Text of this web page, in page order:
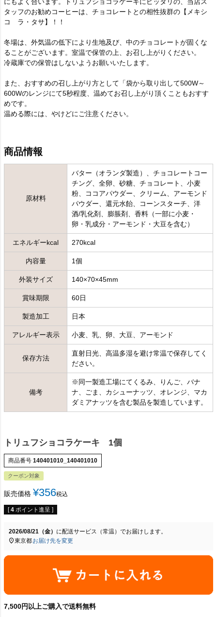
タッフのお勧めコーヒーは、チョコレートとの相性抜群の【メキシ
コ ラ・タサ】！！
冬場は、外気温の低下により生地及び、中のチョコレートが固くな
ることがございます。室温で保管の上、お召し上がりください。
冷蔵庫での保管はしないようお願いいたします。
また、おすすめの召し上がり方として「袋から取り出して500W～
600Wのレンジにて5秒程度、温めてお召し上がり頂くこともおすす
めです。
温める際には、やけどにご注意ください。
商品情報
原材料
バター（オランダ製造）、チョコレートコー
チング、全卵、砂糖、チョコレート、小麦
粉、ココアパウダー、クリーム、アーモンド
パウダー、還元水飴、コーンスターチ、洋
酒/乳化剤、膨脹剤、香料（一部に小麦・
卵・乳成分・アーモンド・大豆を含む）
エネルギーkcal 270kcal
内容量 1個
外装サイズ 140×70×45mm
賞味期限 60日
製造加工 日本
アレルギー表示 小麦、乳、卵、大豆、アーモンド
保存方法
直射日光、高温多湿を避け常温で保存してく
ださい。
備考
※同一製造工場にてくるみ、りんご、バナ
ナ、ごま、カシューナッツ、オレンジ、マカ
ダミアナッツを含む製品を製造しています。
トリュフショコラケーキ 1個
商品番号 140401010_140401010
クーポン対象
販売価格 ¥356税込
[ 4 ポイント進呈 ]
2026/08/21（金） に配送サービス（常温） でお届けします。
東京都お届け先を変更
7,500円以上ご購入で送料無料